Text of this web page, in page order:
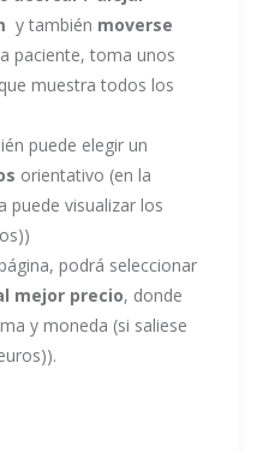
y también moverse
paciente, toma unos
muestra todos los
puede elegir un
orientativo (en la
puede visualizar los
podrá seleccionar
mejor precio, donde
y moneda (si saliese